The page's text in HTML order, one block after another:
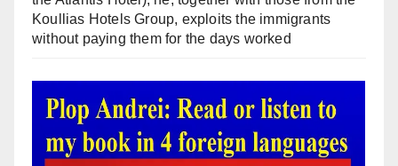
Koullias Hotels Group, exploits the immigrants
without paying them for the days worked